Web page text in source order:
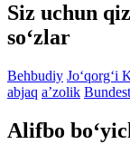
Siz uchun
so‘zlar
Behbudiy Jo‘qorg‘i
abjaq aʼzolik
Alifbo